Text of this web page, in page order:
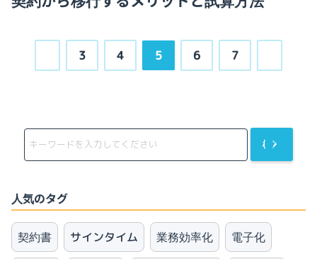
3 4 5 6 7
検索
人気のタグ
契約書 サインタイム 業務効率化 電子化